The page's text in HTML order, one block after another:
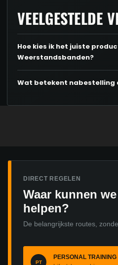
VEELGESTELDE
Hoe kies ik het juiste
Weerstandsbanden?
Wat betekent nabestelling
DIRECT REGELEN
Waar kunnen
helpen?
De belangrijkste routes,
PT
PERSONAL TRAINING